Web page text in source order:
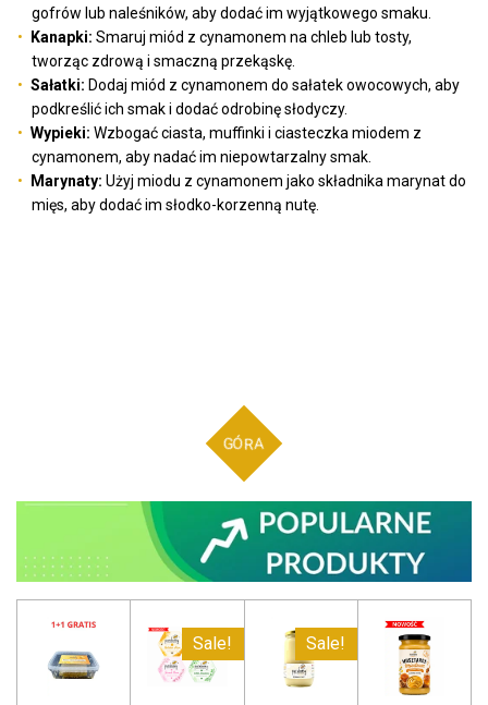
gofrów lub naleśników, aby dodać im wyjątkowego smaku.
Kanapki: Smaruj miód z cynamonem na chleb lub tosty,
tworząc zdrową i smaczną przekąskę.
Sałatki: Dodaj miód z cynamonem do sałatek owocowych, aby
podkreślić ich smak i dodać odrobinę słodyczy.
Wypieki: Wzbogać ciasta, muffinki i ciasteczka miodem z
cynamonem, aby nadać im niepowtarzalny smak.
Marynaty: Użyj miodu z cynamonem jako składnika marynat do
mięs, aby dodać im słodko-korzenną nutę.
GÓRA
Sale! Sale!